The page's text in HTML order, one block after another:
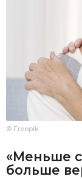
© Freepik
«Меньше
больше